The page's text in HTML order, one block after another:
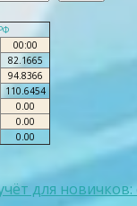
00:00
82.1665
94.8366
110.6454
0.00
0.00
0.00
для новичков: